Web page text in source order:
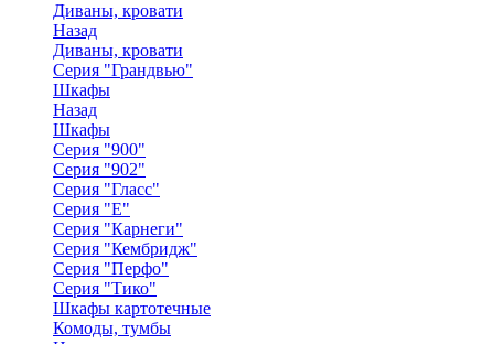
Диваны, кровати
Назад
Диваны, кровати
Серия "Грандвью"
Шкафы
Назад
Шкафы
Серия "900"
Серия "902"
Серия "Гласс"
Серия "Е"
Серия "Карнеги"
Серия "Кембридж"
Серия "Перфо"
Серия "Тико"
Шкафы картотечные
Комоды, тумбы